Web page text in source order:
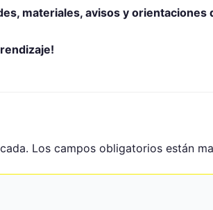
materiales, avisos y orientaciones
Los campos obligatorios están